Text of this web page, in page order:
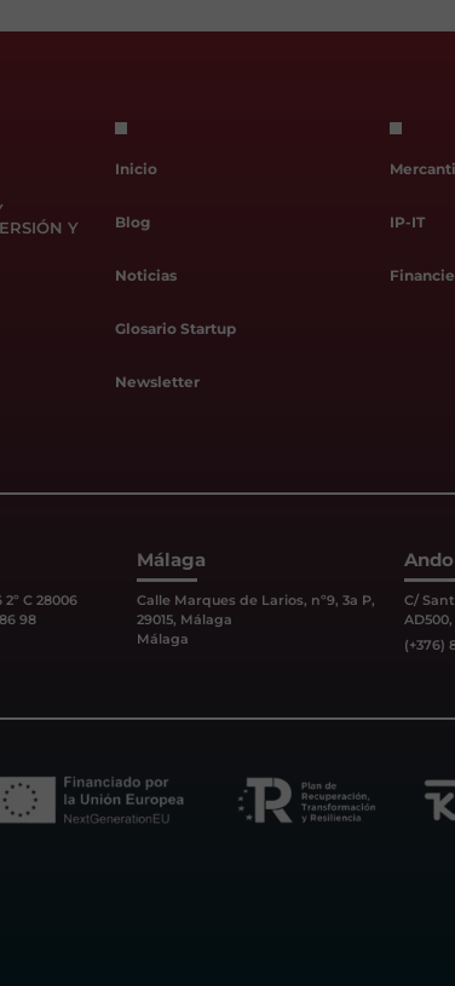
Y
Inicio
Blog
Noticias
Glosario Startup
Newsletter
IP-IT
C 28006
98
Málaga
Calle Marques de Larios, nº9, 3a P,
29015, Málaga
Málaga
C/
(+376)